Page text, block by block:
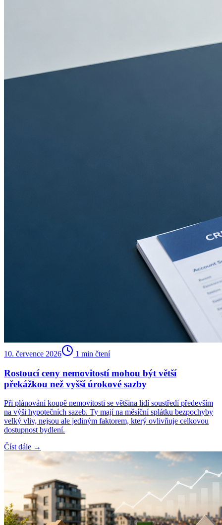
10. července 2026 1 min čtení
Rostoucí ceny nemovitostí mohou být větší
překážkou než vyšší úrokové sazby
Při plánování koupě nemovitosti se většina lidí soustředí především
na výši hypotečních sazeb. Ty mají na měsíční splátku bezpochyby
velký vliv, nejsou ale jediným faktorem, který ovlivňuje celkovou
dostupnost bydlení.
Číst dále →